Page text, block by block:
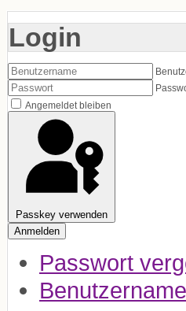
Login
Angemeldet bleiben
Passkey verwenden
Anmelden
Passwort